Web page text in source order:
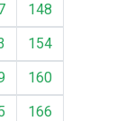
148
154
160
166